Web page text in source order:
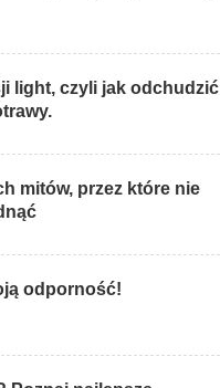
light, czyli jak odchudzić
mitów, przez które nie
odporność!